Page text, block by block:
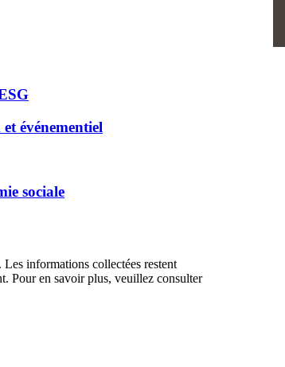
événementiel
sociale
informations collectées restent
Pour en savoir plus, veuillez consulter